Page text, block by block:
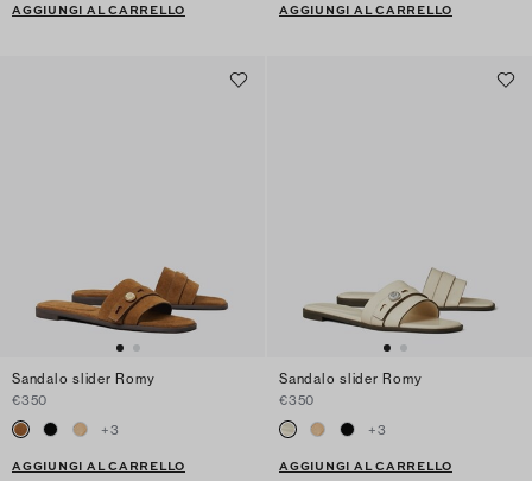
AGGIUNGI AL CARRELLO AGGIUNGI AL CARRELLO
Sandalo slider Romy
€350
+3
AGGIUNGI AL CARRELLO
Sandalo slider Romy
€350
+3
AGGIUNGI AL CARRELLO